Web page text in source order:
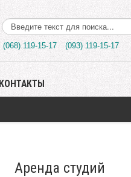
Поиск..
(068) 119-15-17 (093) 119-15-17
КОНТАКТЫ
Аренда студий